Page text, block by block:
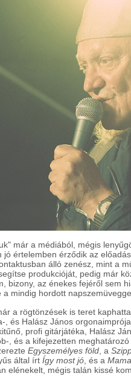
már a médiából, mégis
jó értelemben érződik az
álló zenész, mint a
produkcióját, pedig már
bizony, az énekes fejéről sem
mindig hordott
a rögtönzések is teret
, és Halász János
profi gitárjátéka, Halász
, és a kifejezetten
Egyszemélyes föld , a
által írt Így most jó , és a
elénekelt, mégis talán kissé